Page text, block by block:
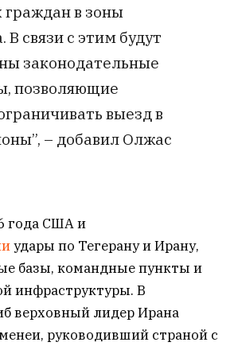
в зоны
связи с этим будут
законодательные
позволяющие
выезд в
– добавил Олжас
года США и
удары по Тегерану и Ирану,
базы, командные пункты и
инфраструктуры. В
верховный лидер Ирана
руководивший страной с